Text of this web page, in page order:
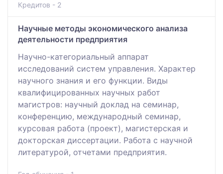
Кредитов - 2
Научные методы экономического анализа
деятельности предприятия
Научно-категориальный аппарат
исследований систем управления. Характер
научного знания и его функции. Виды
квалифицированных научных работ
магистров: научный доклад на семинар,
конференцию, международный семинар,
курсовая работа (проект), магистерская и
докторская диссертации. Работа с научной
литературой, отчетами предприятия.